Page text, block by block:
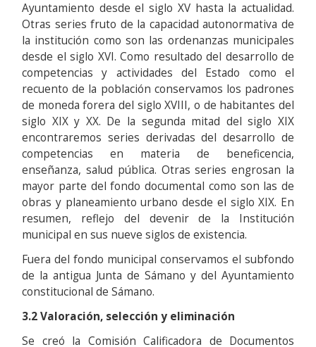
Ayuntamiento desde el siglo XV hasta la actualidad.
Otras series fruto de la capacidad autonormativa de
la institución como son las ordenanzas municipales
desde el siglo XVI. Como resultado del desarrollo de
competencias y actividades del Estado como el
recuento de la población conservamos los padrones
de moneda forera del siglo XVIII, o de habitantes del
siglo XIX y XX. De la segunda mitad del siglo XIX
encontraremos series derivadas del desarrollo de
competencias en materia de beneficencia,
enseñanza, salud pública. Otras series engrosan la
mayor parte del fondo documental como son las de
obras y planeamiento urbano desde el siglo XIX. En
resumen, reflejo del devenir de la Institución
municipal en sus nueve siglos de existencia.
Fuera del fondo municipal conservamos el subfondo
de la antigua Junta de Sámano y del Ayuntamiento
constitucional de Sámano.
3.2 Valoración, selección y eliminación
Se creó la Comisión Calificadora de Documentos